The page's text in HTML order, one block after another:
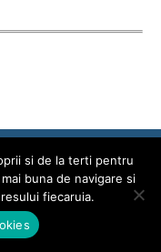
București
si de la terti pentru
buna de navigare si
fiecaruia.